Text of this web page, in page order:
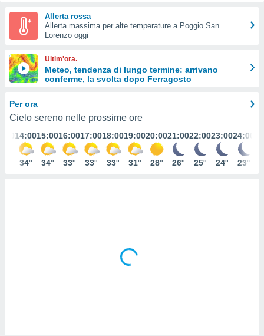
le
ACCETTA
Allerta rossa
Allerta massima per alte temperature a Poggio San
Lorenzo oggi
Ultim'ora.
Meteo, tendenza di lungo termine: arrivano
conferme, la svolta dopo Ferragosto
Per ora
Cielo sereno nelle prossime ore
14:00
34°
15:00
34°
16:00
33°
17:00
33°
18:00
33°
19:00
31°
20:00
28°
21:00
26°
22:00
25°
23:00
24°
24:00
23°